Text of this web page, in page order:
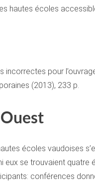
hautes écoles
incorrectes pour
(2013), 233 p.
écoles vaudoises
se trouvaient quatre
conférences